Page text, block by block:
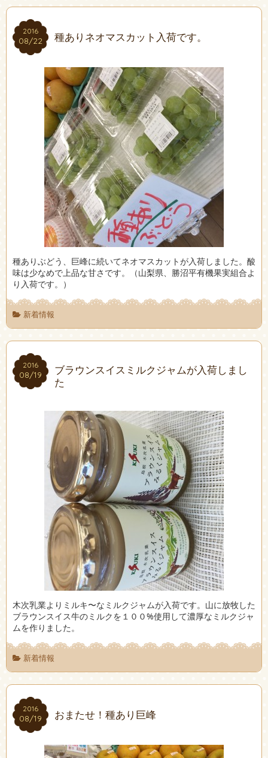
2016
08/22
2016
08/22 種ありネオマスカット入荷です。
種ありぶどう、巨峰に続いてネオマスカットが入荷しました。酸
味は少なめで上品な甘さです。（山梨県、勝沼平有機果実組合よ
り入荷です。）
新着情報
2016
08/19
2016
08/19
ブラウンスイスミルクジャムが入荷しまし
た
木次乳業よりミルキ〜なミルクジャムが入荷です。山に放牧した
ブラウンスイス牛のミルクを１００%使用して濃厚なミルクジャ
ムを作りました。
新着情報
2016
08/19
2016
08/19 おまたせ！種あり巨峰